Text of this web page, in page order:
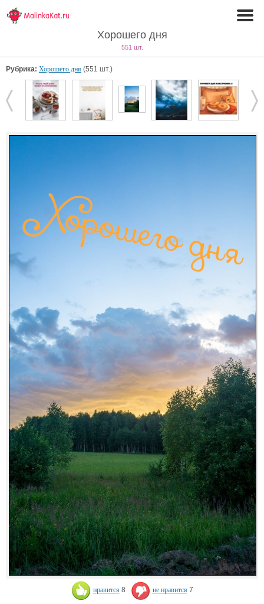
Хорошего дня
551 шт.
Рубрика: Хорошего дня (551 шт.)
нравится 8 не нравится 7